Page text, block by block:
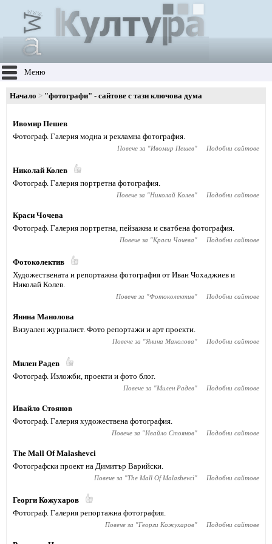
Меню
Начало "фотографи" - сайтове с тази ключова дума
Ивомир Пешев
Фотограф. Галерия модна и рекламна фотография.
Повече за "Ивомир Пешев" Подобни сайтове
Николай Колев
Фотограф. Галерия портретна фотография.
Повече за "Николай Колев" Подобни сайтове
Краси Чочева
Фотограф. Галерия портретна, пейзажна и сватбена фотография.
Повече за "Краси Чочева" Подобни сайтове
Фотоколектив
Художествената и репортажна фотография от Иван Чохаджиев и
Николай Колев.
Повече за "Фотоколектив" Подобни сайтове
Янина Манолова
Визуален журналист. Фото репортажи и арт проекти.
Повече за "Янина Манолова" Подобни сайтове
Милен Радев
Фотограф. Изложби, проекти и фото блог.
Повече за "Милен Радев" Подобни сайтове
Ивайло Стоянов
Фотограф. Галерия художествена фотография.
Повече за "Ивайло Стоянов" Подобни сайтове
The Mall Of Malashevci
Фотографски проект на Димитър Варийски.
Повече за "The Mall Of Malashevci" Подобни сайтове
Георги Кожухаров
Фотограф. Галерия репортажна фотография.
Повече за "Георги Кожухаров" Подобни сайтове